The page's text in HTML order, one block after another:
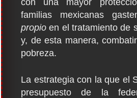
familias mexicanas
propio en el tratamiento de
y, de esta manera,
pobreza.
La estrategia con la que el
presupuesto de la